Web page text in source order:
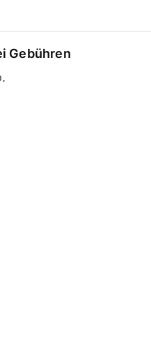
Gebühren